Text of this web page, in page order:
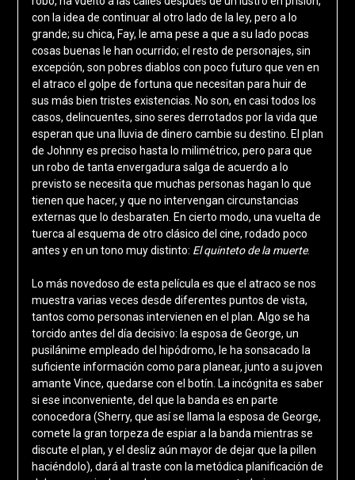
con la idea de continuar al otro lado de la ley, pero a lo
grande; su chica, Fay, le ama pese a que a su lado pocas
cosas buenas le han ocurrido; el resto de personajes, sin
excepción, son pobres diablos con poco futuro que ven en
el atraco el golpe de fortuna que necesitan para huir de
sus más bien tristes existencias. No son, en casi todos los
casos, delincuentes, sino seres derrotados por la vida que
esperan que una lluvia de dinero cambie su destino. El plan
de Johnny es preciso hasta lo milimétrico, pero para que
un robo de tanta envergadura salga de acuerdo a lo
previsto se necesita que muchas personas hagan lo que
tienen que hacer, y que no intervengan circunstancias
externas que lo desbaraten. En cierto modo, una vuelta de
tuerca al esquema de otro clásico del cine, rodado poco
antes y en un tono muy distinto: El quinteto de la muerte.
Lo más novedoso de esta película es que el atraco se nos
muestra varias veces desde diferentes puntos de vista,
tantos como personas intervienen en el plan. Algo se ha
torcido antes del día decisivo: la esposa de George, un
pusilánime empleado del hipódromo, le ha sonsacado la
suficiente información como para planear, junto a su joven
amante Vince, quedarse con el botín. La incógnita es saber
si ese inconveniente, del que la banda es en parte
conocedora (Sherry, que así se llama la esposa de George,
comete la gran torpeza de espiar a la banda mientras se
discute el plan, y el desliz aún mayor de dejar que la pillen
haciéndolo), dará al traste con la metódica planificación de